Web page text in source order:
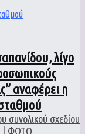
λίγο
αναφέρει η